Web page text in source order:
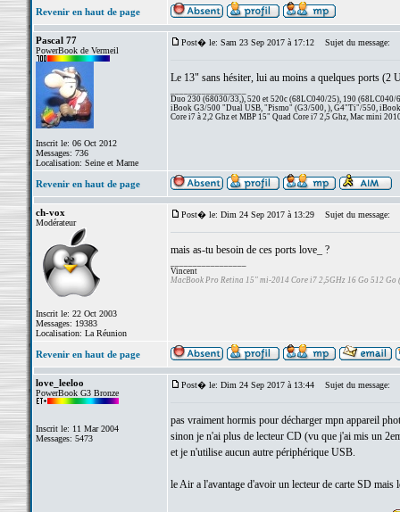
Revenir en haut de page
Pascal 77
PowerBook de Vermeil
Inscrit le: 06 Oct 2012
Messages: 736
Localisation: Seine et Marne
Post� le: Sam 23 Sep 2017 à 17:12 Sujet du message:
Le 13" sans hésiter, lui au moins a quelques ports (2
Duo 230 (68030/33,), 520 et 520c (68LC040/25), 190 (68LC040/
iBook G3/500 "Dual USB, "Pismo" (G3/500, ), G4"Ti"/550,
Core i7 à 2,2 Ghz et MBP 15" Quad Core i7 2,5 Ghz, Mac mini
Revenir en haut de page
ch-vox
Modérateur
Inscrit le: 22 Oct 2003
Messages: 19383
Localisation: La Réunion
Post� le: Dim 24 Sep 2017 à 13:29 Sujet du message:
mais as-tu besoin de ces ports love_ ?
Vincent
MacBook Pro Retina 15" mi-2014 Core i7 2,5GHz 16 Go 512 Go
Revenir en haut de page
love_leeloo
PowerBook G3 Bronze
Inscrit le: 11 Mar 2004
Messages: 5473
Post� le: Dim 24 Sep 2017 à 13:44 Sujet du message:
pas vraiment hormis pour décharger mpn appareil
sinon je n'ai plus de lecteur CD (vu que j'ai mis un
et je n'utilise aucun autre périphérique USB.
le Air a l'avantage d'avoir un lecteur de carte SD mais